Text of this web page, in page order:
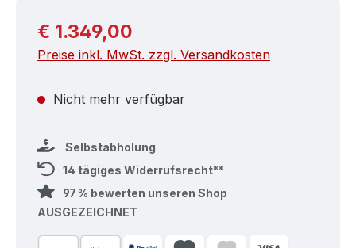
Regulärer Preis:
€ 1.349,00
Preise inkl. MwSt. zzgl. Versandkosten
Nicht mehr verfügbar
Selbstabholung
14 tägiges Widerrufsrecht**
97 % bewerten unseren Shop
AUSGEZEICHNET